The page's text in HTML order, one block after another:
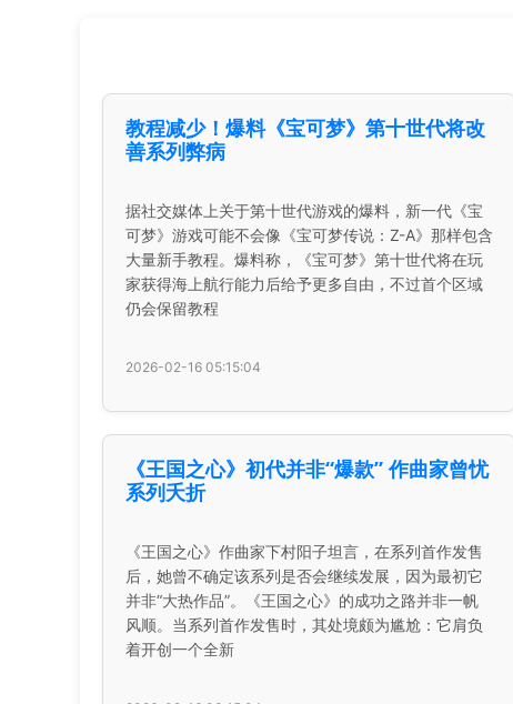
教程减少！爆料《宝可梦》第十世代将改
善系列弊病
据社交媒体上关于第十世代游戏的爆料，新一代《宝
可梦》游戏可能不会像《宝可梦传说：Z-A》那样包含
大量新手教程。爆料称，《宝可梦》第十世代将在玩
家获得海上航行能力后给予更多自由，不过首个区域
仍会保留教程
2026-02-16 05:15:04
《王国之心》初代并非“爆款” 作曲家曾忧
系列夭折
《王国之心》作曲家下村阳子坦言，在系列首作发售
后，她曾不确定该系列是否会继续发展，因为最初它
并非“大热作品”。《王国之心》的成功之路并非一帆
风顺。当系列首作发售时，其处境颇为尴尬：它肩负
着开创一个全新